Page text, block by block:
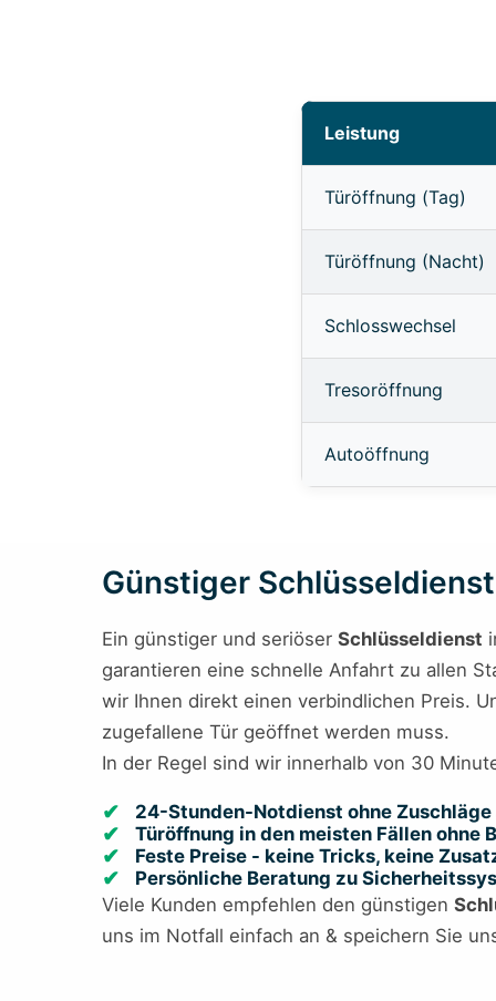
Leistung
Türöffnung (Tag)
Türöffnung (Nacht)
Schlosswechsel
Tresoröffnung
Autoöffnung
Günstiger
Ein günstiger und seriöser Schlüsseldienst
garantieren eine schnelle Anfahrt zu allen
wir Ihnen direkt einen verbindlichen Preis.
zugefallene Tür geöffnet werden muss.
In der Regel sind wir innerhalb von 30
24-Stunden-Notdienst ohne
Türöffnung in den meisten Fällen ohne
Feste Preise - keine Tricks, keine
Persönliche Beratung zu
Viele Kunden empfehlen den günstigen
uns im Notfall einfach an & speichern Sie